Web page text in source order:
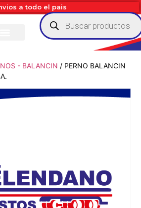
a todo el pais
- BALANCIN / PERNO BALANCIN